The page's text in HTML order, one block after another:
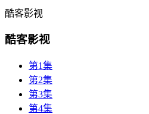
酷客影视
酷客影视
第1集
第2集
第3集
第4集